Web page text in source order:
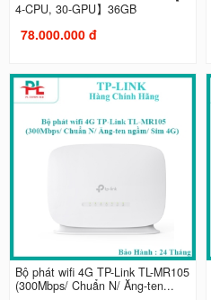
4-CPU, 30-GPU】36GB
78.000.000 đ
Bộ phát wifi 4G TP-Link TL-MR105
(300Mbps/ Chuẩn N/ Ăng-ten...